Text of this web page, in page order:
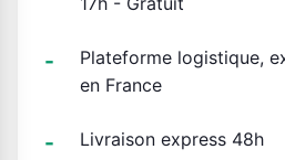
Plateforme logistique,
en France
Livraison express 48h